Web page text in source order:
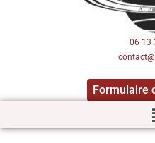
06 13
Formulaire